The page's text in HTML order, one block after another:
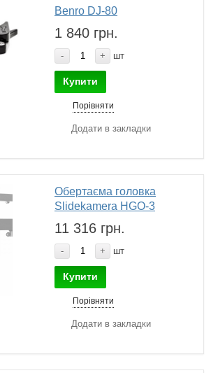
Benro DJ-80
1 840 грн.
- + шт
Купити
Порівняти
Додати в закладки
Обертаєма головка
Slidekamera HGO-3
11 316 грн.
- + шт
Купити
Порівняти
Додати в закладки